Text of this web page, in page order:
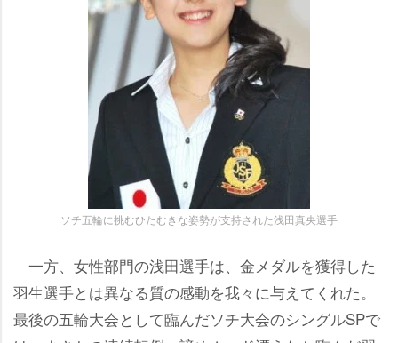
ソチ五輪に挑むひたむきな姿勢が支持された浅田真央選手
一方、女性部門の浅田選手は、金メダルを獲得した
羽生選手とは異なる質の感動を我々に与えてくれた。
最後の五輪大会として臨んだソチ大会のシングルSPで